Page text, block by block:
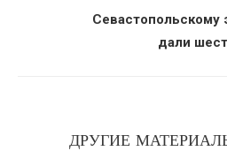
Севастопольскому
дали
ДРУГИЕ